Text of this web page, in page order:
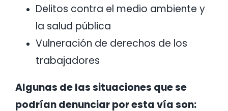
Delitos contra el medio ambiente y
la salud pública
Vulneración de derechos de los
trabajadores
Algunas de las situaciones que se
podrían denunciar por esta vía son: